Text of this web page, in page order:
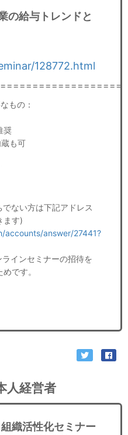
の給与トレンドと
128772.html
もの：
奨
も可
ない方は下記アドレス
ます)
answer/27441?
インセミナーの招待を
です。
人経営者
織活性化セミナー